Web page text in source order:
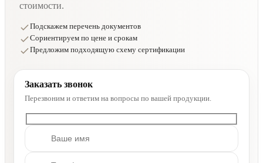
стоимости.
Подскажем перечень документов
Сориентируем по цене и срокам
Предложим подходящую схему сертификации
Заказать звонок
Перезвоним и ответим на вопросы по вашей продукции.